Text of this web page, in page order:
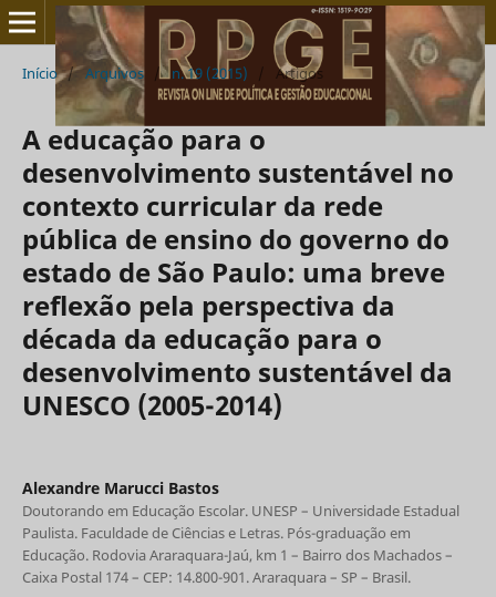
Início / Arquivos / n. 19 (2015) / Artigos
A educação para o
desenvolvimento sustentável no
contexto curricular da rede
pública de ensino do governo do
estado de São Paulo: uma breve
reflexão pela perspectiva da
década da educação para o
desenvolvimento sustentável da
UNESCO (2005-2014)
Alexandre Marucci Bastos
Doutorando em Educação Escolar. UNESP – Universidade Estadual
Paulista. Faculdade de Ciências e Letras. Pós-graduação em
Educação. Rodovia Araraquara-Jaú, km 1 – Bairro dos Machados –
Caixa Postal 174 – CEP: 14.800-901. Araraquara – SP – Brasil.